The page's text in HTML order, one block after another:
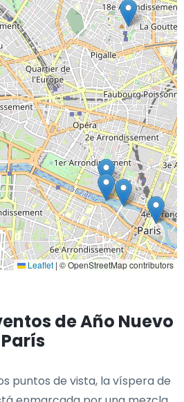
Leaflet | © OpenStreetMap contributors
de Año Nuevo
puntos de vista, la víspera de